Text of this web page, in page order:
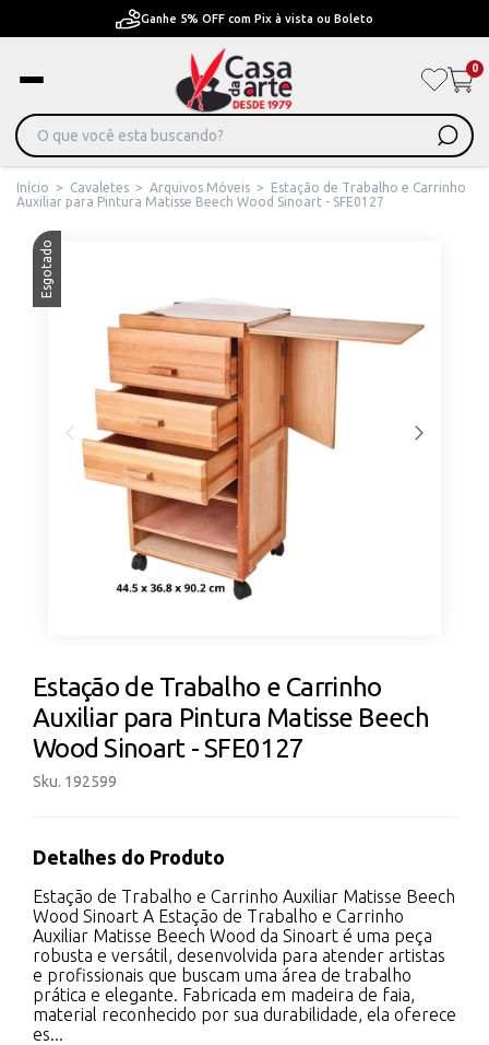
Ganhe 5% OFF com Pix à vista ou Boleto
0
Início > Cavaletes > Arquivos Móveis >
Estação de Trabalho e Carrinho
Auxiliar para Pintura Matisse Beech Wood Sinoart - SFE0127
Esgotado
Estação de Trabalho e Carrinho
Auxiliar para Pintura Matisse Beech
Wood Sinoart - SFE0127
Sku. 192599
Detalhes do Produto
Estação de Trabalho e Carrinho Auxiliar Matisse Beech
Wood Sinoart A Estação de Trabalho e Carrinho
Auxiliar Matisse Beech Wood da Sinoart é uma peça
robusta e versátil, desenvolvida para atender artistas
e profissionais que buscam uma área de trabalho
prática e elegante. Fabricada em madeira de faia,
material reconhecido por sua durabilidade, ela oferece
es...